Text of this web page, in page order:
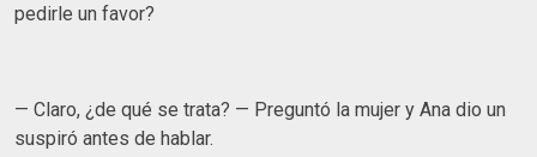
pedirle un favor?
— Claro, ¿de qué se trata? — Preguntó la mujer y Ana dio un
suspiró antes de hablar.